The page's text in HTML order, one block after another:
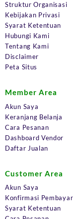
Struktur Organisasi
Kebijakan Privasi
Syarat Ketentuan
Hubungi Kami
Tentang Kami
Disclaimer
Peta Situs
Member Area
Akun Saya
Keranjang Belanja
Cara Pesanan
Dashboard Vendor
Daftar Jualan
Customer Area
Akun Saya
Konfirmasi
Syarat Ketentuan